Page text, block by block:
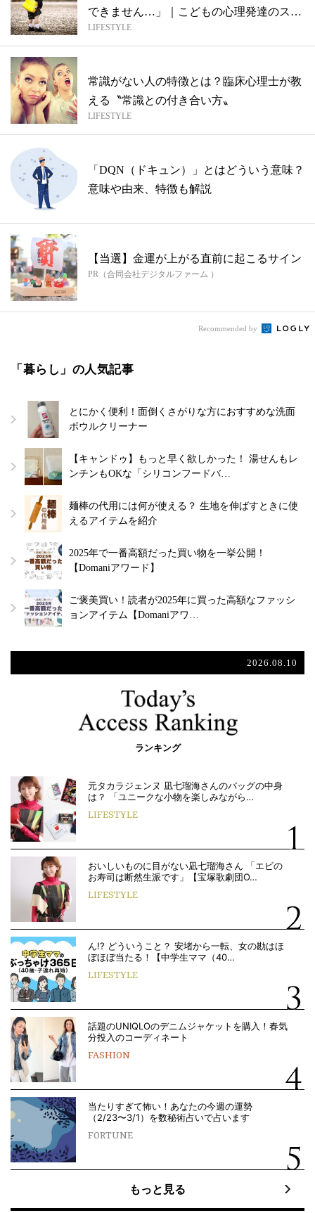
できません…」｜こどもの心理発達のスペ
シャ...
LIFESTYLE
常識がない人の特徴とは？臨床心理士が教
える〝常識との付き合い方〟
LIFESTYLE
「DQN（ドキュン）」とはどういう意味？
意味や由来、特徴も解説
【当選】金運が上がる直前に起こるサイン
PR（合同会社デジタルファーム ）
Recommended by
「暮らし」の人気記事
とにかく便利！面倒くさがりな方におすすめな洗面
ボウルクリーナー
【キャンドゥ】もっと早く欲しかった！ 湯せんもレ
ンチンもOKな「シリコンフードバ…
麺棒の代用には何が使える？ 生地を伸ばすときに使
えるアイテムを紹介
2025年で一番高額だった買い物を一挙公開！
【Domaniアワード】
ご褒美買い！読者が2025年に買った高額なファッシ
ョンアイテム【Domaniアワ…
2026.08.10
ランキング
元タカラジェンヌ 凪七瑠海さんのバッグの中身
は？ 「ユニークな小物を楽しみながら…
LIFESTYLE
おいしいものに目がない凪七瑠海さん 「エビの
お寿司は断然生派です」【宝塚歌劇団O…
LIFESTYLE
ん!? どういうこと？ 安堵から一転、女の勘はほ
ぼほぼ当たる！【中学生ママ（40…
LIFESTYLE
話題のUNIQLOのデニムジャケットを購入！春気
分投入のコーディネート
FASHION
当たりすぎて怖い！あなたの今週の運勢
（2/23〜3/1）を数秘術占いで占います
FORTUNE
もっと見る